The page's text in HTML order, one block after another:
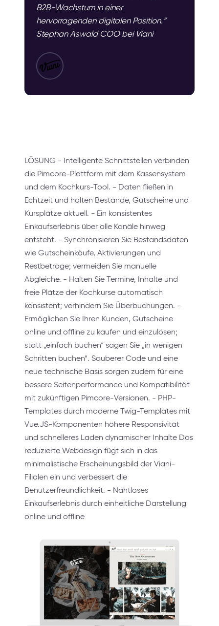
B2B-Wachstum in einer
hervorragenden digitalen Position.“
Stephan Aswald COO bei Viani
LÖSUNG - Intelligente Schnittstellen verbinden
die Pimcore-Plattform mit dem Kassensystem
und dem Kochkurs-Tool. - Daten fließen in
Echtzeit und halten Bestände, Gutscheine und
Kursplätze aktuell. - Ein konsistentes
Einkaufserlebnis über alle Kanäle hinweg
entsteht. - Synchronisieren Sie Bestandsdaten
wie Gutscheinkäufe, Aktivierungen und
Restbeträge; vermeiden Sie manuelle
Abgleiche. - Halten Sie Termine, Inhalte und
freie Plätze der Kochkurse automatisch
konsistent; verhindern Sie Überbuchungen. -
Ermöglichen Sie Ihren Kunden, Gutscheine
online und offline zu kaufen und einzulösen;
statt „einfach buchen“ sagen Sie „in wenigen
Schritten buchen“. Sauberer Code und eine
neue technische Basis sorgen zudem für eine
bessere Seitenperformance und Kompatibilität
mit zukünftigen Pimcore-Versionen. - PHP-
Templates durch moderne Twig-Templates mit
Vue.JS-Komponenten höhere Responsivität
und schnelleres Laden dynamischer Inhalte Das
reduzierte Webdesign fügt sich in das
minimalistische Erscheinungsbild der Viani-
Filialen ein und verbessert die
Benutzerfreundlichkeit. - Nahtloses
Einkaufserlebnis durch einheitliche Darstellung
online und offline